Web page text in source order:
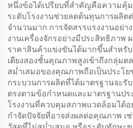
หนึ่งข้อได้เปรียบที่สำคัญคือความคุ้ม
ระดับโรงงานช่วยลดต้นทุนการผลิต
จำนวนมาก การจัดสรรแรงงานอย่า
งานเครื่องจักรอย่างมีประสิทธิภาพ
ราคาสินค้าแข่งขันได้มากขึ้นสำหรั
เตียงสองชั้นคุณภาพสูงเข้าถึงกลุ่มต
สม่ำเสมอของคุณภาพถือเป็นประโย
กระบวนการผลิตที่ได้มาตรฐานจะรั
ตรงตามข้อกำหนดและมาตรฐานปร
โรงงานที่ควบคุมสภาพแวดล้อมได้
กำจัดปัจจัยที่อาจส่งผลต่อคุณภาพ เ